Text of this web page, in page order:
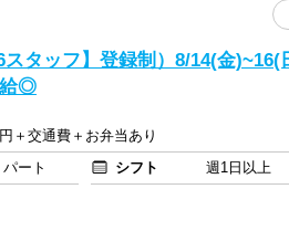
スタッフ】登録制）8/14(金)~16(
給◎
＋交通費＋お弁当あり
ート シフト
週1日以上